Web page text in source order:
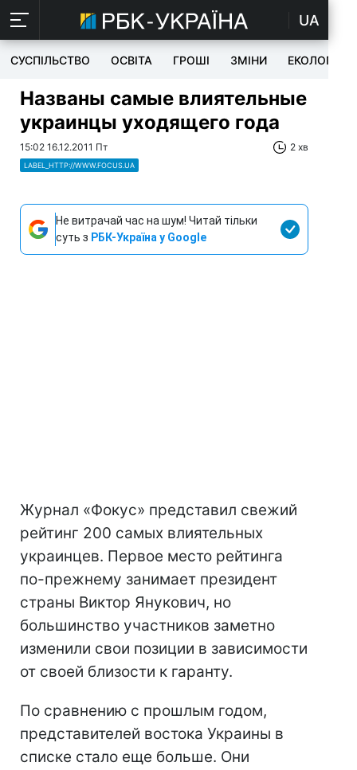
UA
СУСПІЛЬСТВО ОСВІТА ГРОШІ ЗМІНИ ЕКОЛОГІЯ
Названы самые влиятельные
украинцы уходящего года
15:02 16.12.2011 Пт 2 хв
LABEL_HTTP://WWW.FOCUS.UA
Не витрачай час на шум! Читай тільки
суть з РБК-Україна у Google
Журнал «Фокус» представил свежий
рейтинг 200 самых влиятельных
украинцев. Первое место рейтинга
по-прежнему занимает президент
страны Виктор Янукович, но
большинство участников заметно
изменили свои позиции в зависимости
от своей близости к гаранту.
По сравнению с прошлым годом,
представителей востока Украины в
списке стало еще больше. Они